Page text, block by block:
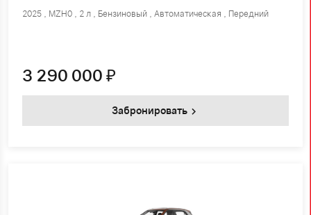
2025 , MZH0 , 2 л , Бензиновый , Автоматическая , Передний
3 290 000 ₽
Забронировать